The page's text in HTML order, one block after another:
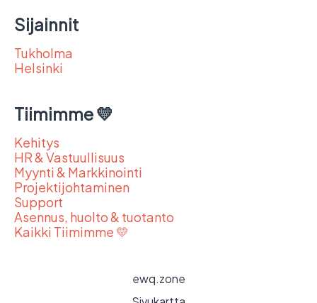
Sijainnit
Tukholma
Helsinki
Tiimimme 💛
Kehitys
HR & Vastuullisuus
Myynti & Markkinointi
Projektijohtaminen
Support
Asennus, huolto & tuotanto
Kaikki Tiimimme 💛
ewq.zone